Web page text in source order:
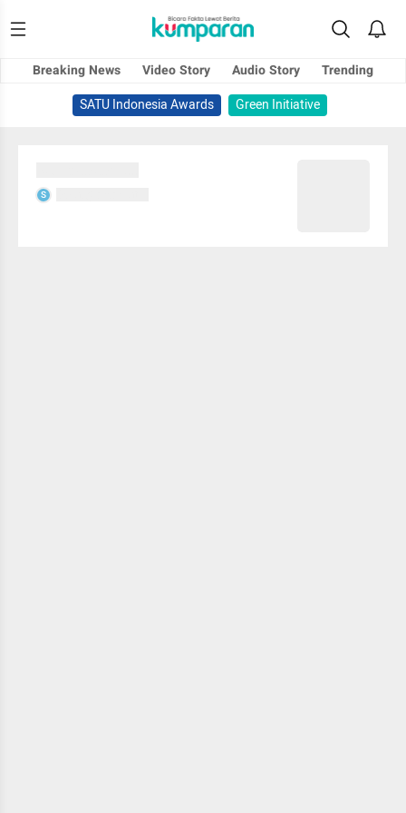
Breaking News Video Story Audio Story
Trending
SATU Indonesia Awards
Green Initiative
S